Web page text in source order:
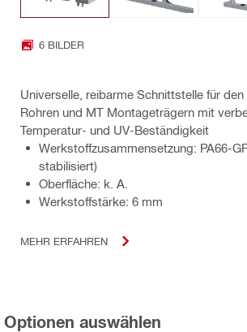
6 BILDER
Universelle, reibarme Schnittstelle für
Rohren und MT Montageträgern mit
Temperatur- und UV-Beständigkeit
Werkstoffzusammensetzung: PA66-
stabilisiert)
Oberfläche: k. A.
Werkstoffstärke: 6 mm
MEHR ERFAHREN
Optionen auswählen